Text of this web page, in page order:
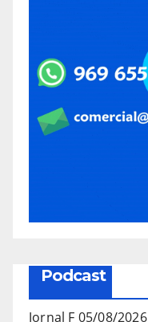
Podcast
Jornal F 05/08/2026